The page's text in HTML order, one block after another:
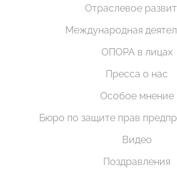
Отраслевое
Международная
ОПОРА в лицах
Пресса о нас
Особое мнение
Бюро по защите прав
Видео
Поздравления